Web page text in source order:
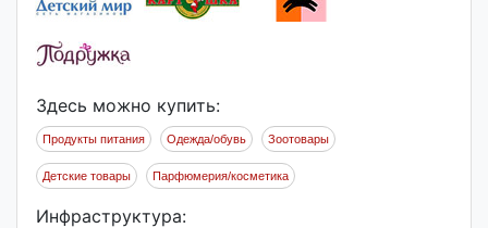
Здесь можно купить:
Продукты питания Одежда/обувь Зоотовары
Детские товары Парфюмерия/косметика
Инфраструктура: